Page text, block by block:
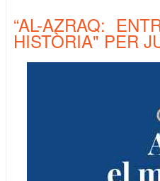
“AL-AZRAQ:
HISTÒRIA" PER